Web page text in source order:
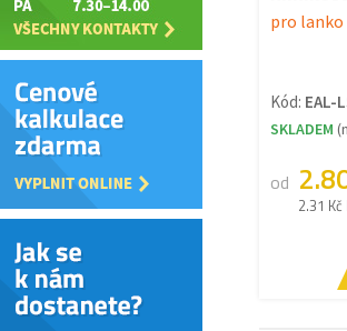
pro lanko
Kód: EAL-
SKLADEM
od
2.31